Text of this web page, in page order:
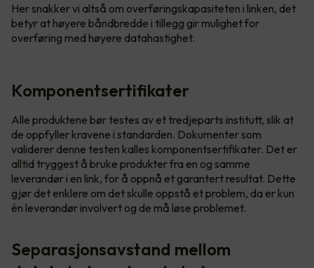
Her snakker vi altså om overføringskapasiteten i linken, det
betyr at høyere båndbredde i tillegg gir mulighet for
overføring med høyere datahastighet.
Komponentsertifikater
Alle produktene bør testes av et tredjeparts institutt, slik at
de oppfyller kravene i standarden. Dokumenter som
validerer denne testen kalles komponentsertifikater. Det er
alltid tryggest å bruke produkter fra en og samme
leverandør i en link, for å oppnå et garantert resultat. Dette
gjør det enklere om det skulle oppstå et problem, da er kun
én leverandør involvert og de må løse problemet.
Separasjonsavstand mellom